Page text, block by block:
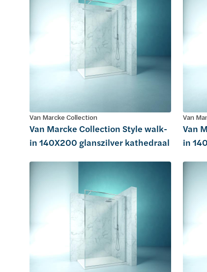
Van Marcke Collection
Van Marcke Collection Style walk-
in 140X200 glanszilver kathedraal
Van
Van
in